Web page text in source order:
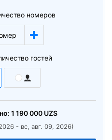
номеров
гостей
1 190 000 UZS
- вс, авг. 09, 2026)